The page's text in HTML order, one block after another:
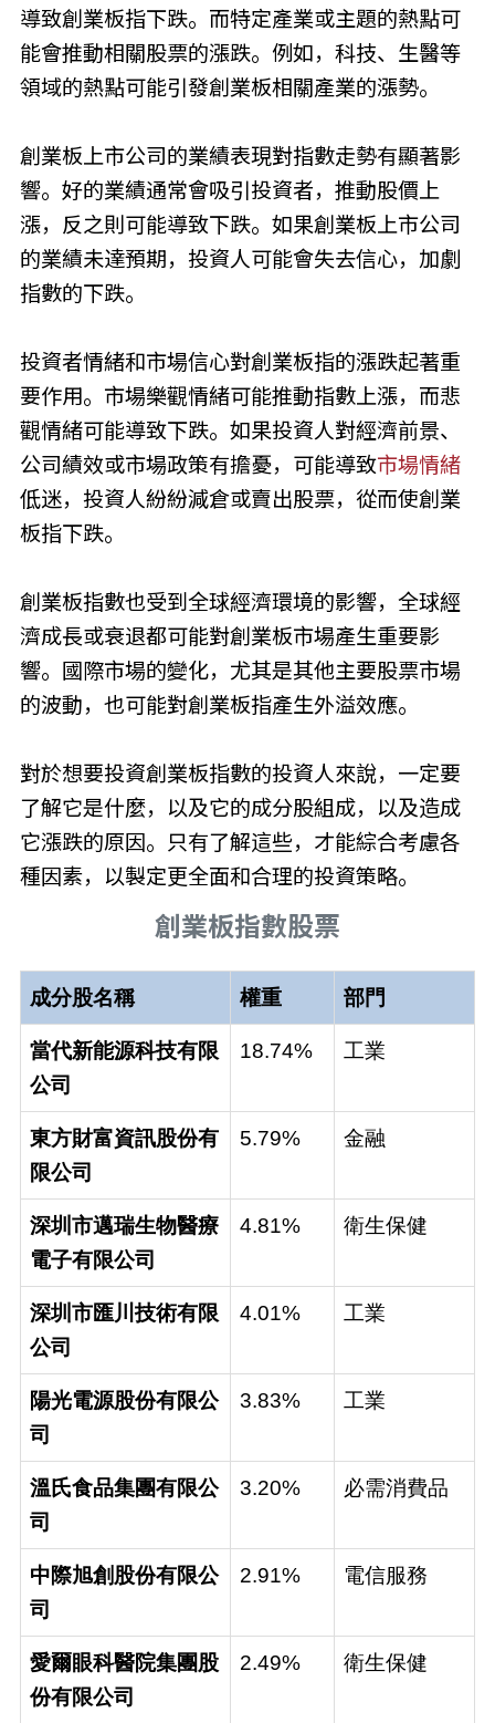
導致創業板指下跌。而特定產業或主題的熱點可
能會推動相關股票的漲跌。例如，科技、生醫等
領域的熱點可能引發創業板相關產業的漲勢。
創業板上市公司的業績表現對指數走勢有顯著影
響。好的業績通常會吸引投資者，推動股價上
漲，反之則可能導致下跌。如果創業板上市公司
的業績未達預期，投資人可能會失去信心，加劇
指數的下跌。
投資者情緒和市場信心對創業板指的漲跌起著重
要作用。市場樂觀情緒可能推動指數上漲，而悲
觀情緒可能導致下跌。如果投資人對經濟前景、
公司績效或市場政策有擔憂，可能導致市場情緒
低迷，投資人紛紛減倉或賣出股票，從而使創業
板指下跌。
創業板指數也受到全球經濟環境的影響，全球經
濟成長或衰退都可能對創業板市場產生重要影
響。國際市場的變化，尤其是其他主要股票市場
的波動，也可能對創業板指產生外溢效應。
對於想要投資創業板指數的投資人來說，一定要
了解它是什麼，以及它的成分股組成，以及造成
它漲跌的原因。只有了解這些，才能綜合考慮各
種因素，以製定更全面和合理的投資策略。
創業板指數股票
成分股名稱 權重 部門
當代新能源科技有限
公司
18.74% 工業
東方財富資訊股份有
限公司
5.79% 金融
深圳市邁瑞生物醫療
電子有限公司
4.81% 衛生保健
深圳市匯川技術有限
公司
4.01% 工業
陽光電源股份有限公
司
3.83% 工業
溫氏食品集團有限公
司
3.20% 必需消費品
中際旭創股份有限公
司
2.91% 電信服務
愛爾眼科醫院集團股
份有限公司
2.49% 衛生保健